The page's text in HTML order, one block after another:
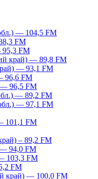
— 104,5 FM
FM
95,3 FM
край) — 89,8 FM
— 93,1 FM
96,6 FM
— 96,5 FM
— 89,2 FM
— 97,1 FM
101,1 FM
– 89,2 FM
— 94,0 FM
103,3 FM
FM
край) — 100,0 FM